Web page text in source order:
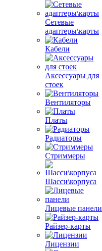
Сетевые
адаптеры\карты
Кабели
Аксессуары для
стоек
Вентиляторы
Платы
Радиаторы
Стриммеры
Шасси\корпуса
Лицевые панели
Райзер-карты
Лицензии